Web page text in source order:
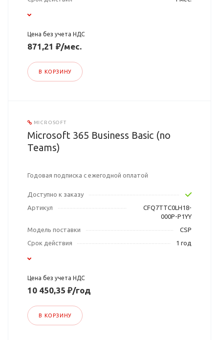
Цена без учета НДС
871,21 ₽/мес.
В КОРЗИНУ
MICROSOFT
Microsoft 365 Business Basic (no
Teams)
Годовая подписка с ежегодной оплатой
Доступно к заказу
Артикул
CFQ7TTC0LH18-
000P-P1YY
Модель поставки
CSP
Срок действия
1 год
Цена без учета НДС
10 450,35 ₽/год
В КОРЗИНУ